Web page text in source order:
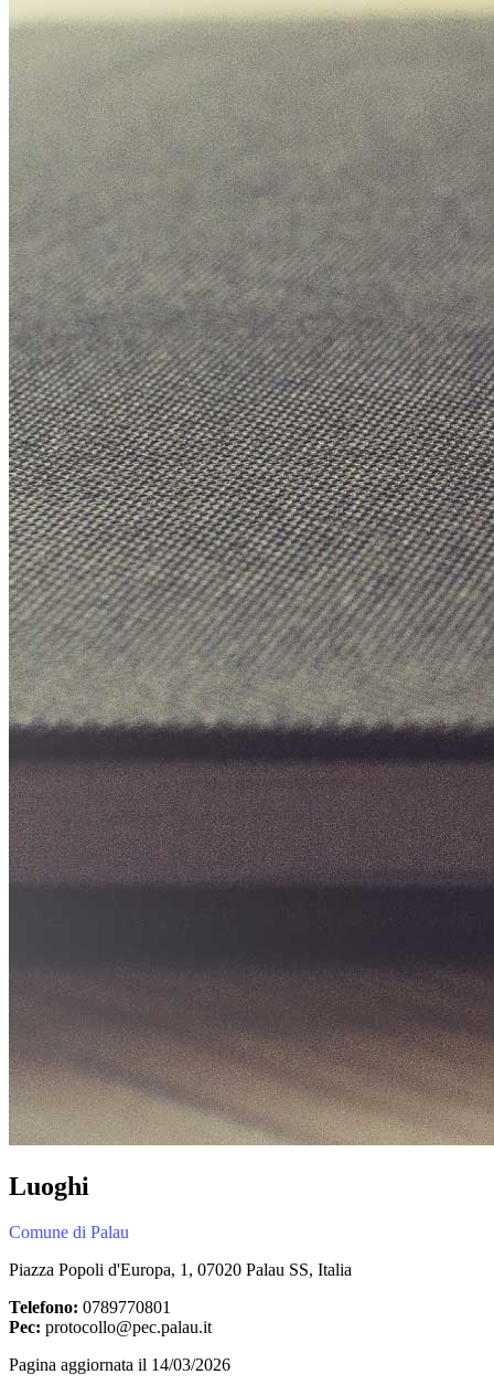
Luoghi
Comune di Palau
Piazza Popoli d'Europa, 1, 07020 Palau SS, Italia
Telefono: 0789770801
Pec: protocollo@pec.palau.it
Pagina aggiornata il 14/03/2026